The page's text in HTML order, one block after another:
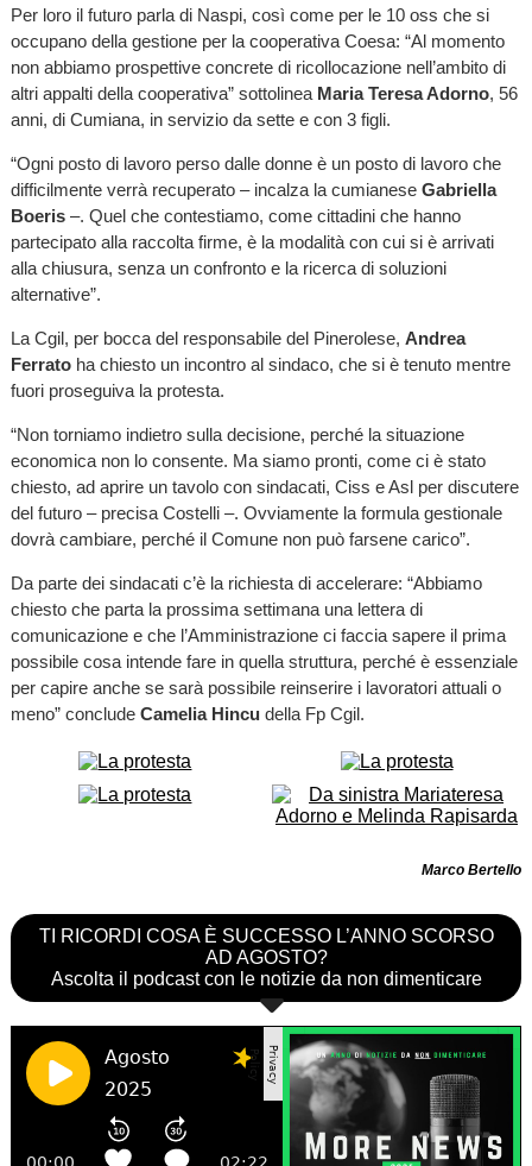
Per loro il futuro parla di Naspi, così come per le 10 oss che si
occupano della gestione per la cooperativa Coesa: “Al momento
non abbiamo prospettive concrete di ricollocazione nell’ambito di
altri appalti della cooperativa” sottolinea Maria Teresa Adorno, 56
anni, di Cumiana, in servizio da sette e con 3 figli.
“Ogni posto di lavoro perso dalle donne è un posto di lavoro che
difficilmente verrà recuperato – incalza la cumianese Gabriella
Boeris–. Quel che contestiamo, come cittadini che hanno
partecipato alla raccolta firme, è la modalità con cui si è arrivati
alla chiusura, senza un confronto e la ricerca di soluzioni
alternative”.
La Cgil, per bocca del responsabile del Pinerolese, Andrea
Ferrato ha chiesto un incontro al sindaco, che si è tenuto mentre
fuori proseguiva la protesta.
“Non torniamo indietro sulla decisione, perché la situazione
economica non lo consente. Ma siamo pronti, come ci è stato
chiesto, ad aprire un tavolo con sindacati, Ciss e Asl per discutere
del futuro – precisa Costelli –. Ovviamente la formula gestionale
dovrà cambiare, perché il Comune non può farsene carico”.
Da parte dei sindacati c’è la richiesta di accelerare: “Abbiamo
chiesto che parta la prossima settimana una lettera di
comunicazione e che l’Amministrazione ci faccia sapere il prima
possibile cosa intende fare in quella struttura, perché è essenziale
per capire anche se sarà possibile reinserire i lavoratori attuali o
meno” conclude Camelia Hincudella Fp Cgil.
Marco Bertello
TI RICORDI COSA È SUCCESSO L’ANNO SCORSO
AD AGOSTO?
Ascolta il podcast con le notizie da non dimenticare